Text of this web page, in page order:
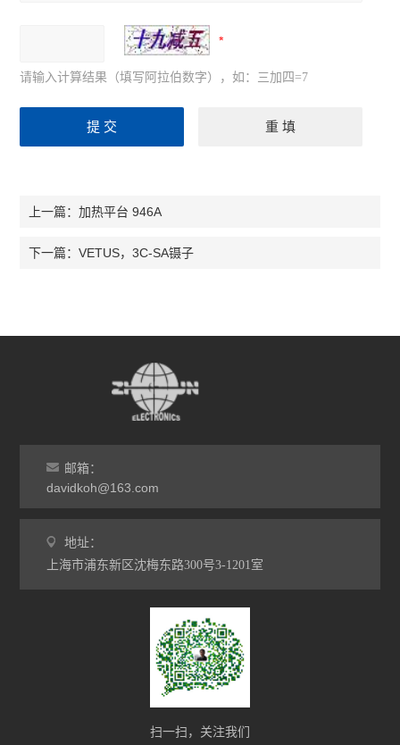
请输入计算结果（填写阿拉伯数字），如：三加四=7
上一篇：加热平台 946A
下一篇：VETUS，3C-SA镊子
邮箱：
davidkoh@163.com
地址：
上海市浦东新区沈梅东路300号3-1201室
扫一扫，关注我们